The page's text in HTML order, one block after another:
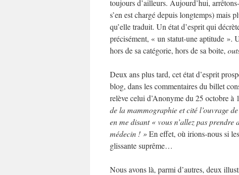
toujours d’ailleurs. Aujourd’hui,
s’en est chargé depuis longtemps) mais
qu’elle traduit. Un état d’esprit qui
précisément, « un statut-une aptitude ».
hors de sa catégorie, hors de sa boite,
Deux ans plus tard, cet état d’esprit
blog, dans les commentaires du billet
relève celui d’Anonyme du 25 octobre à
de la mammographie et cité l’ouvrage
en me disant « vous n’allez pas prendre
médecin ! »En effet, où irions-nous si
glissante suprême…
Nous avons là, parmi d’autres, deux